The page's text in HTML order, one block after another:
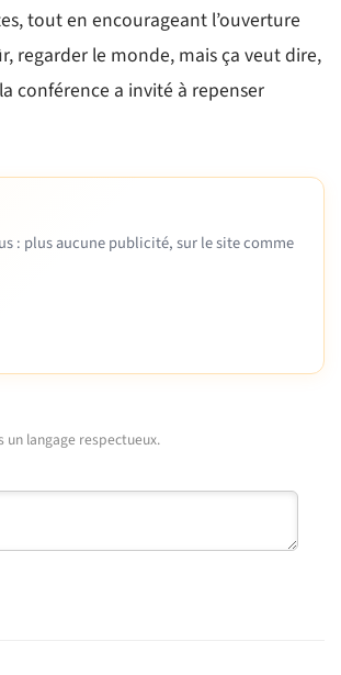
tout en encourageant l’ouverture
regarder le monde, mais ça veut dire,
conférence a invité à repenser
: plus aucune publicité, sur le site comme
langage respectueux.